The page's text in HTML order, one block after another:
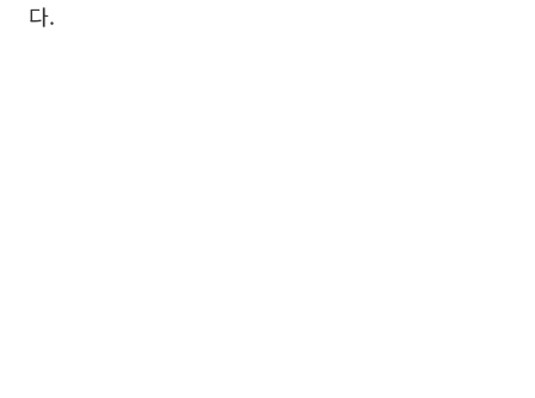
다.